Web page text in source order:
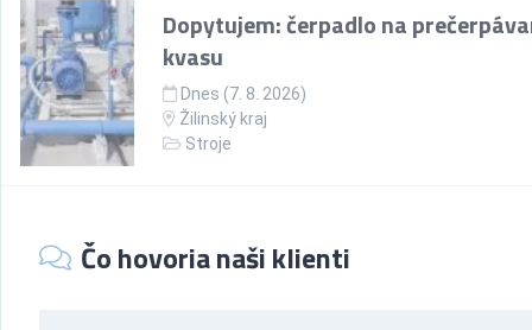
Dopytujem: čerpadlo na
kvasu
Dnes (7. 8. 2026)
Žilinský kraj
Stroje
Čo hovoria naši klienti